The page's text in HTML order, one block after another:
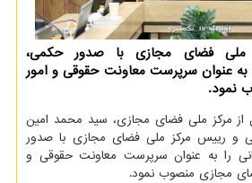
ملی فضای مجازی با صدور حکمی،
عنوان سرپرست معاونت حقوقی و امور
نمود.
از مرکز ملی فضای مجازی، سید محمد امین
و رییس مرکز ملی فضای مجازی با صدور
را به عنوان سرپرست معاونت حقوقی و
مجازی منصوب نمود.